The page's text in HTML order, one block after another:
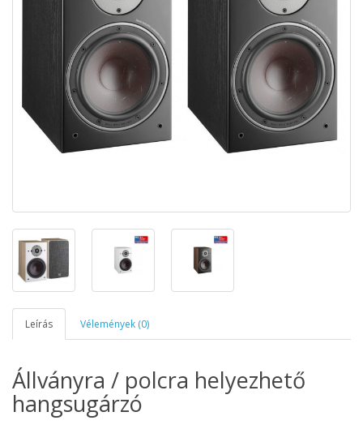
Leírás Vélemények (0)
Állványra / polcra helyezhető
hangsugárzó